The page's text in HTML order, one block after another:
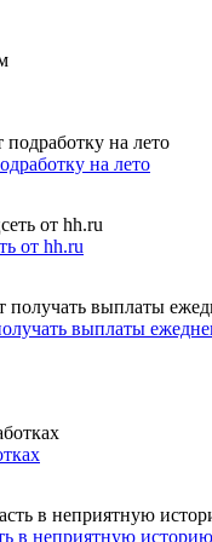
на лето
от hh.ru
выплаты
в неприятную историю